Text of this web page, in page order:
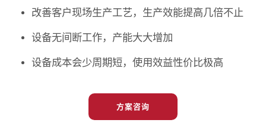
改善客户现场生产工艺，生产效能提高几倍不止
设备无间断工作，产能大大增加
设备成本会少周期短，使用效益性价比极高
方案咨询